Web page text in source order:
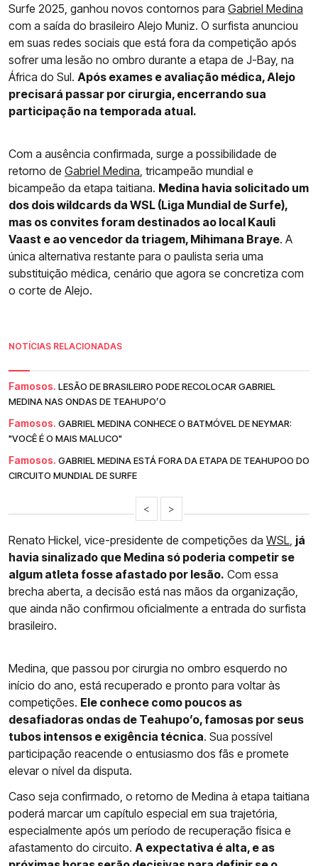
Surfe 2025, ganhou novos contornos para Gabriel Medina
com a saída do brasileiro Alejo Muniz. O surfista anunciou
em suas redes sociais que está fora da competição após
sofrer uma lesão no ombro durante a etapa de J-Bay, na
África do Sul. Após exames e avaliação médica, Alejo
precisará passar por cirurgia, encerrando sua
participação na temporada atual.
Com a ausência confirmada, surge a possibilidade de
retorno de Gabriel Medina, tricampeão mundial e
bicampeão da etapa taitiana. Medina havia solicitado um
dos dois wildcards da WSL (Liga Mundial de Surfe),
mas os convites foram destinados ao local Kauli
Vaast e ao vencedor da triagem, Mihimana Braye. A
única alternativa restante para o paulista seria uma
substituição médica, cenário que agora se concretiza com
o corte de Alejo.
NOTÍCIAS RELACIONADAS
Famosos. LESÃO DE BRASILEIRO PODE RECOLOCAR GABRIEL
MEDINA NAS ONDAS DE TEAHUPO’O
Famosos. GABRIEL MEDINA CONHECE O BATMÓVEL DE NEYMAR:
"VOCÊ É O MAIS MALUCO"
Famosos. GABRIEL MEDINA ESTÁ FORA DA ETAPA DE TEAHUPOO DO
CIRCUITO MUNDIAL DE SURFE
< >
Renato Hickel, vice-presidente de competições da WSL, já
havia sinalizado que Medina só poderia competir se
algum atleta fosse afastado por lesão. Com essa
brecha aberta, a decisão está nas mãos da organização,
que ainda não confirmou oficialmente a entrada do surfista
brasileiro.
Medina, que passou por cirurgia no ombro esquerdo no
início do ano, está recuperado e pronto para voltar às
competições. Ele conhece como poucos as
desafiadoras ondas de Teahupo’o, famosas por seus
tubos intensos e exigência técnica. Sua possível
participação reacende o entusiasmo dos fãs e promete
elevar o nível da disputa.
Caso seja confirmado, o retorno de Medina à etapa taitiana
poderá marcar um capítulo especial em sua trajetória,
especialmente após um período de recuperação física e
afastamento do circuito. A expectativa é alta, e as